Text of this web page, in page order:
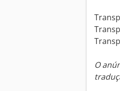
O